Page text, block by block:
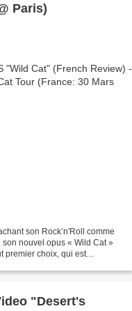
Paris)
son Rock’n'Roll comme
nouvel opus « Wild Cat »
premier choix, qui est
"Desert's